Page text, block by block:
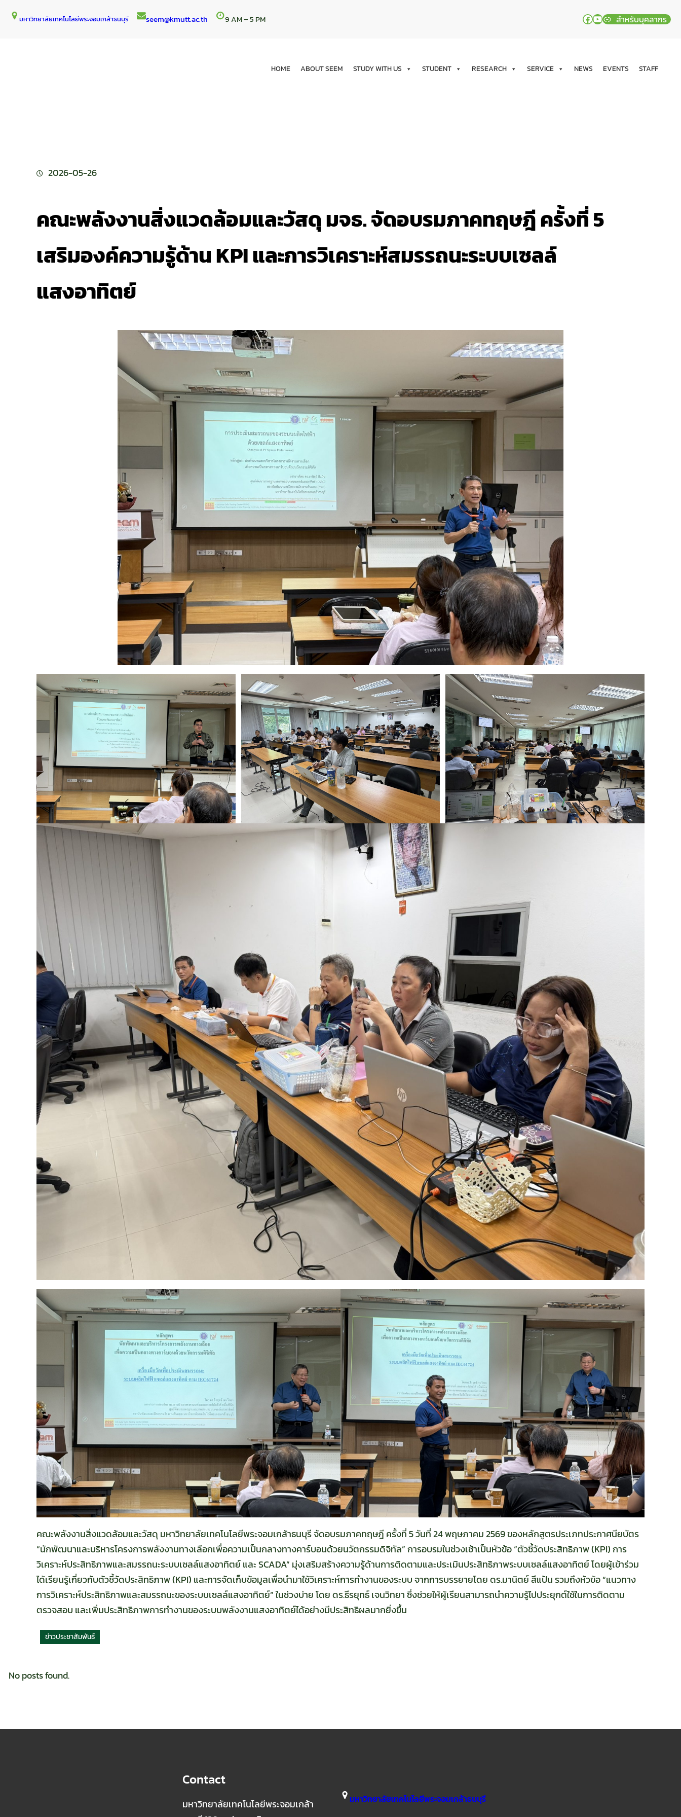
มหาวิทยาลัยเทคโนโลยีพระจอมเกล้าธนบุรี seem@kmutt.ac.th 9 AM – 5 PM Facebook
YouTubeสำหรับบุคลากร
HOME ABOUT SEEM STUDY WITH US STUDENT RESEARCH SERVICE NEWS EVENTS STAFF
2026-05-26
คณะพลังงานสิ่งแวดล้อมและวัสดุ มจธ. จัดอบรมภาคทฤษฎี ครั้งที่ 5
เสริมองค์ความรู้ด้าน KPI และการวิเคราะห์สมรรถนะระบบเซลล์
แสงอาทิตย์
คณะพลังงานสิ่งแวดล้อมและวัสดุ มหาวิทยาลัยเทคโนโลยีพระจอมเกล้าธนบุรี จัดอบรมภาคทฤษฎี ครั้งที่ 5 วันที่ 24 พฤษภาคม 2569 ของหลักสูตรประเภทประกาศนียบัตร
“นักพัฒนาและบริหารโครงการพลังงานทางเลือกเพื่อความเป็นกลางทางคาร์บอนด้วยนวัตกรรมดิจิทัล” การอบรมในช่วงเช้าเป็นหัวข้อ “ตัวชี้วัดประสิทธิภาพ (KPI) การ
วิเคราะห์ประสิทธิภาพและสมรรถนะระบบเซลล์แสงอาทิตย์ และ SCADA” มุ่งเสริมสร้างความรู้ด้านการติดตามและประเมินประสิทธิภาพระบบเซลล์แสงอาทิตย์ โดยผู้เข้าร่วม
ได้เรียนรู้เกี่ยวกับตัวชี้วัดประสิทธิภาพ (KPI) และการจัดเก็บข้อมูลเพื่อนำมาใช้วิเคราะห์การทำงานของระบบ จากการบรรยายโดย ดร.มานิตย์ สีแป้น รวมถึงหัวข้อ “แนวทาง
การวิเคราะห์ประสิทธิภาพและสมรรถนะของระบบเซลล์แสงอาทิตย์” ในช่วงบ่าย โดย ดร.ธีรยุทธ์ เจนวิทยา ซึ่งช่วยให้ผู้เรียนสามารถนำความรู้ไปประยุกต์ใช้ในการติดตาม
ตรวจสอบ และเพิ่มประสิทธิภาพการทำงานของระบบพลังงานแสงอาทิตย์ได้อย่างมีประสิทธิผลมากยิ่งขึ้น
ข่าวประชาสัมพันธ์
No posts found.
Contact
มหาวิทยาลัยเทคโนโลยีพระจอมเกล้า
มหาวิทยาลัยเทคโนโลยีพระจอมเกล้าธนบุรี